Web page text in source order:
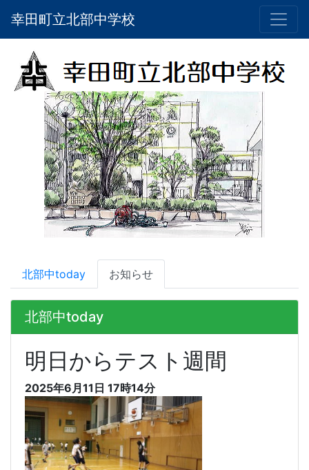
幸田町立北部中学校
北部中today お知らせ
北部中today
明日からテスト週間
2025年6月11日 17時14分